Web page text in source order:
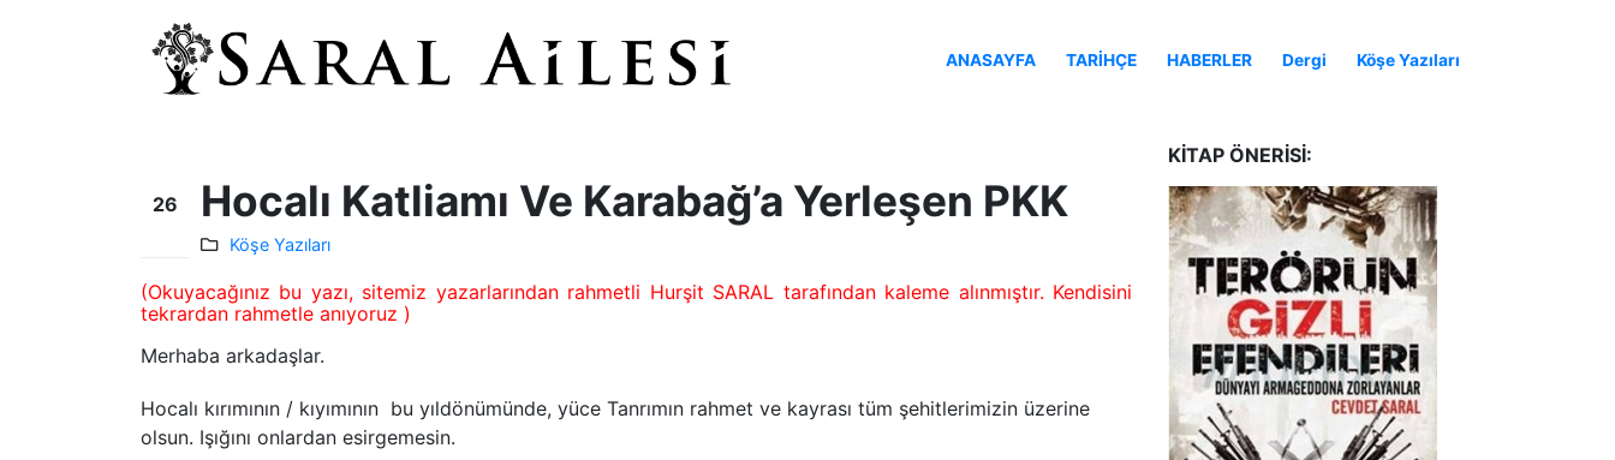
ANASAYFA TARİHÇE HABERLER Dergi Köşe Yazıları
26 Hocalı Katliamı Ve Karabağ’a Yerleşen PKK
Köşe Yazıları
(Okuyacağınız bu yazı, sitemiz yazarlarından rahmetli Hurşit SARAL tarafından kaleme alınmıştır. Kendisini
tekrardan rahmetle anıyoruz )
Merhaba arkadaşlar.
Hocalı kırımının / kıyımının bu yıldönümünde, yüce Tanrımın rahmet ve kayrası tüm şehitlerimizin üzerine
olsun. Işığını onlardan esirgemesin.
KITAP ÖNERISI: